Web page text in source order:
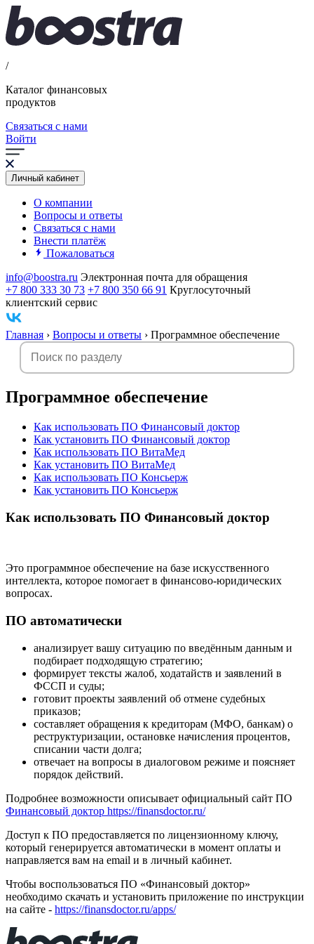
/
Каталог финансовых
продуктов
Связаться с нами
Войти
Личный кабинет
О компании
Вопросы и ответы
Связаться с нами
Внести платёж
Пожаловаться
info@boostra.ru Электронная почта для обращения
+7 800 333 30 73 +7 800 350 66 91 Круглосуточный
клиентский сервис
Главная › Вопросы и ответы › Программное обеспечение
Программное обеспечение
Как использовать ПО Финансовый доктор
Как установить ПО Финансовый доктор
Как использовать ПО ВитаМед
Как установить ПО ВитаМед
Как использовать ПО Консьерж
Как установить ПО Консьерж
Как использовать ПО Финансовый доктор
Это программное обеспечение на базе искусственного
интеллекта, которое помогает в финансово-юридических
вопросах.
ПО автоматически
анализирует вашу ситуацию по введённым данным и
подбирает подходящую стратегию;
формирует тексты жалоб, ходатайств и заявлений в
ФССП и суды;
готовит проекты заявлений об отмене судебных
приказов;
составляет обращения к кредиторам (МФО, банкам) о
реструктуризации, остановке начисления процентов,
списании части долга;
отвечает на вопросы в диалоговом режиме и поясняет
порядок действий.
Подробнее возможности описывает официальный сайт ПО
Финансовый доктор https://finansdoctor.ru/
Доступ к ПО предоставляется по лицензионному ключу,
который генерируется автоматически в момент оплаты и
направляется вам на email и в личный кабинет.
Чтобы воспользоваться ПО «Финансовый доктор»
необходимо скачать и установить приложение по инструкции
на сайте - https://finansdoctor.ru/apps/